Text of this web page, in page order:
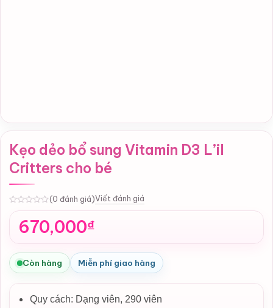
Kẹo dẻo bổ sung Vitamin D3 L’il
Critters cho bé
(0 đánh giá)Viết đánh giá
670,000₫
Còn hàng Miễn phí giao hàng
Quy cách: Dạng viên, 290 viên